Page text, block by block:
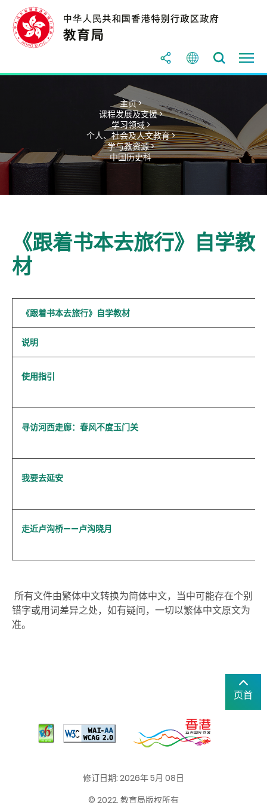
主页 >
课程发展及支援 >
学习领域 >
个人、社会及人文教育 >
学与教资源 >
中国历史科
《跟着书本去旅行》自学教
材
《跟着书本去旅行》自学教材
说明
使用指引
寻访河西走廊：春风不度玉门关
我要去延安
走近卢沟桥——卢沟晓月
所有文件由繁体中文转换为简体中文，当中可能存在个别
错字或用词差异之处，如有疑问，一切以繁体中文原文为
准。
页首
修订日期: 2026年 5月 08日
© 2022. 教育局版权所有